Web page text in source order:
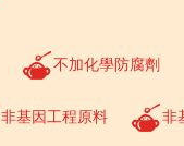
不加化學防腐劑
非基因工程原料 非